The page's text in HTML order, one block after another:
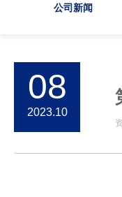
公司新闻
08
2023.10